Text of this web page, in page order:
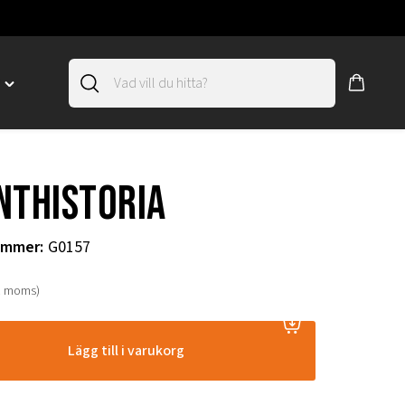
Toggle
: G0157
moms)
Lägg till i varukorg